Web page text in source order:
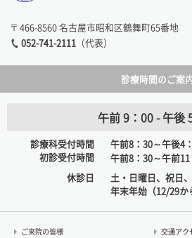
〒466-8560 名古屋市昭和区鶴舞町65番地
052-741-2111 （代表）
診療時間のご案
午前 9：00 - 午後
診療科受付時間
初診受付時間
午前8：30～午後4
午前8：30～午前
休診日
土・日曜日、祝日
年末年始（12/29か
ご来院の皆様 交通アク